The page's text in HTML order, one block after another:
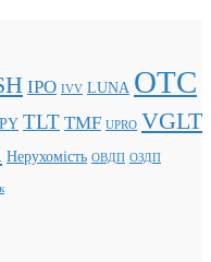
IPO IVV LUNA OTC
TLT TMF UPRO VGLT
Нерухомість ОВДП ОЗДП